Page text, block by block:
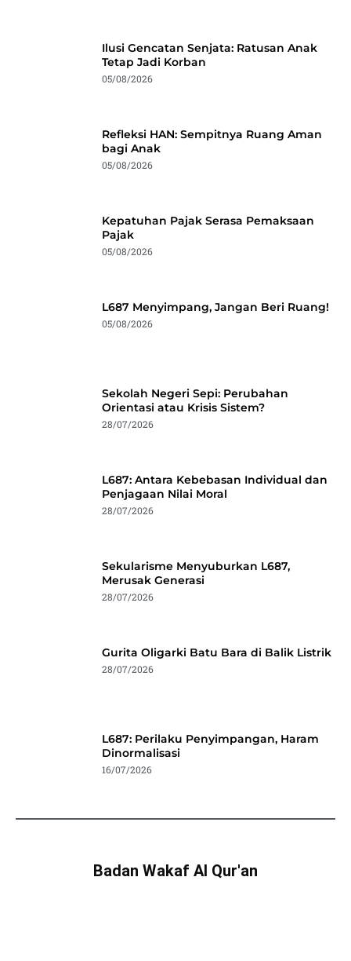
Ilusi Gencatan Senjata: Ratusan Anak
Tetap Jadi Korban
05/08/2026
Refleksi HAN: Sempitnya Ruang Aman
bagi Anak
05/08/2026
Kepatuhan Pajak Serasa Pemaksaan
Pajak
05/08/2026
L687 Menyimpang, Jangan Beri Ruang!
05/08/2026
Sekolah Negeri Sepi: Perubahan
Orientasi atau Krisis Sistem?
28/07/2026
L687: Antara Kebebasan Individual dan
Penjagaan Nilai Moral
28/07/2026
Sekularisme Menyuburkan L687,
Merusak Generasi
28/07/2026
Gurita Oligarki Batu Bara di Balik Listrik
28/07/2026
L687: Perilaku Penyimpangan, Haram
Dinormalisasi
16/07/2026
Badan Wakaf Al Qur'an